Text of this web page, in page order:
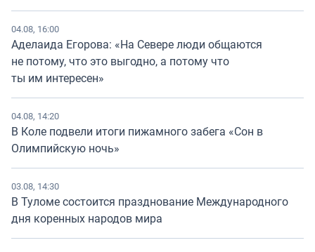
04.08, 16:00
Аделаида Егорова: «На Севере люди общаются
не потому, что это выгодно, а потому что
ты им интересен»
04.08, 14:20
В Коле подвели итоги пижамного забега «Сон в
Олимпийскую ночь»
03.08, 14:30
В Туломе состоится празднование Международного
дня коренных народов мира